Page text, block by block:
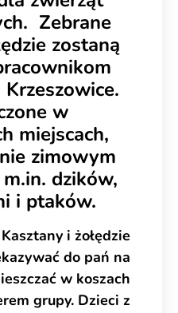
Zebrane
zostaną
w
miejscach,
zimowym
dzików,
i ptaków.
Kasztany i żołędzie
do pań na
w koszach
grupy. Dzieci z